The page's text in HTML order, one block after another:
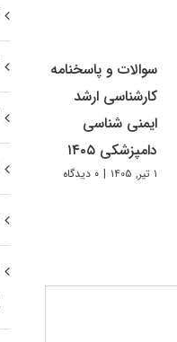
سوالات و پاسخنامه
کارشناسی ارشد
ایمنی شناسی
دامپزشکی ۱۴۰۵
۱ تیر, ۱۴۰۵ | ۰ دیدگاه